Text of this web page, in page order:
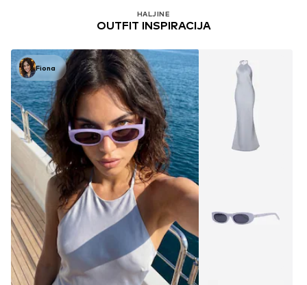
HALJINE
OUTFIT INSPIRACIJA
Fiona